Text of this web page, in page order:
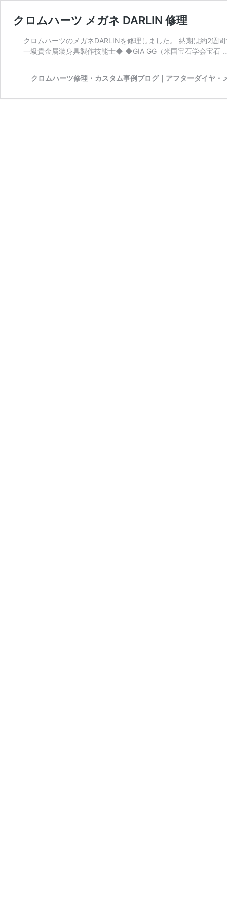
クロムハーツ メガネ DARLIN 修理
クロムハーツのメガネDARLINを修理しました。 納期は約2
一級貴金属装身具製作技能士◆ ◆GIA GG（米国宝石学会宝石
クロムハーツ修理・カスタム事例ブログ｜アフターダイヤ